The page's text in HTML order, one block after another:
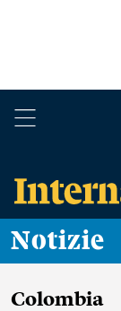
Notizie
Colombia